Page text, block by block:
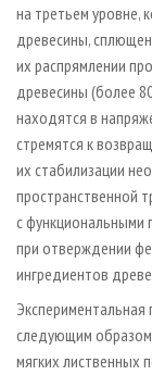
на третьем уровне,
древесины,
их распрямлении
древесины (более
находятся в
стремятся к
их стабилизации
пространственной
с функциональными
при отверждении
ингредиентов
следующим
мягких лиственных